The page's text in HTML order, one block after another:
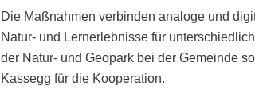
Die Maßnahmen verbinden analoge und
Natur- und Lernerlebnisse für
der Natur- und Geopark bei der Gemeinde
Kassegg für die Kooperation.